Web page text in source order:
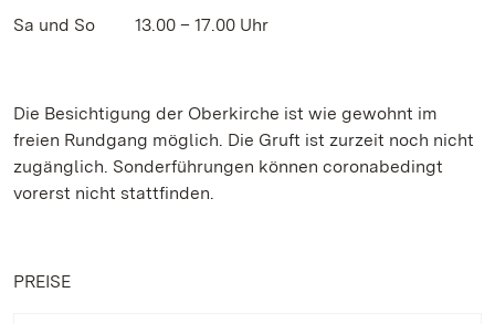
Sa und So 13.00 – 17.00 Uhr
Die Besichtigung der Oberkirche ist wie gewohnt im
freien Rundgang möglich. Die Gruft ist zurzeit noch nicht
zugänglich. Sonderführungen können coronabedingt
vorerst nicht stattfinden.
PREISE